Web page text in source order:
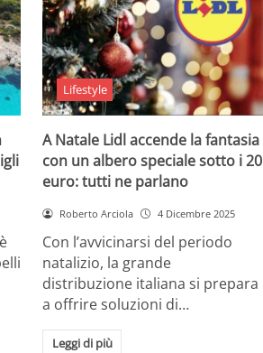
Lifestyle
A Natale Lidl accende la fantasia
con un albero speciale sotto i 20
euro: tutti ne parlano
Roberto Arciola 4 Dicembre 2025
Con l’avvicinarsi del periodo
natalizio, la grande
distribuzione italiana si prepara
a offrire soluzioni di…
Leggi di più